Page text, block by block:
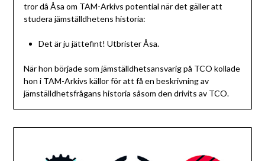
tror då Åsa om TAM-Arkivs potential när det gäller att
studera jämställdhetens historia:
Det är ju jättefint! Utbrister Åsa.
När hon började som jämställdhetsansvarig på TCO kollade
hon i TAM-Arkivs källor för att få en beskrivning av
jämställdhetsfrågans historia såsom den drivits av TCO.